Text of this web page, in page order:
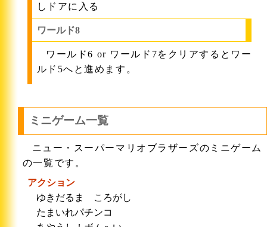
しドアに入る
ワールド8
ワールド6 or ワールド7をクリアするとワー
ルド5へと進めます。
ミニゲーム一覧
ニュー・スーパーマリオブラザーズのミニゲーム
の一覧です。
アクション
ゆきだるま ころがし
たまいれパチンコ